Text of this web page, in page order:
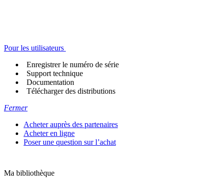
Pour les utilisateurs
Enregistrer le numéro de série
Support technique
Documentation
Télécharger des distributions
Fermer
Acheter auprès des partenaires
Acheter en ligne
Poser une question sur l’achat
Ma bibliothèque